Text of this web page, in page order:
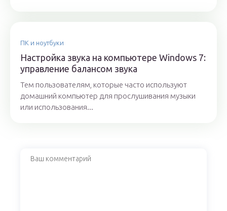
ПК и ноутбуки
Настройка звука на компьютере Windows 7:
управление балансом звука
Тем пользователям, которые часто используют
домашний компьютер для прослушивания музыки
или использования...